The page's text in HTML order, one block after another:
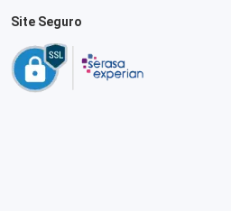
Site Seguro